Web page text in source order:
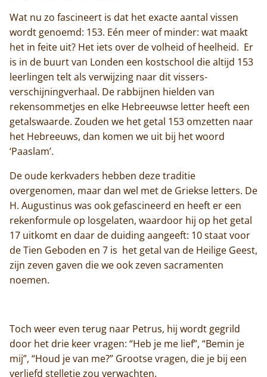
Home
Wat nu zo fascineert is dat het exacte aantal vissen
wordt genoemd: 153. Eén meer of minder: wat maakt
het in feite uit? Het iets over de volheid of heelheid. Er
is in de buurt van Londen een kostschool die altijd 153
leerlingen telt als verwijzing naar dit vissers-
verschijningverhaal. De rabbijnen hielden van
rekensommetjes en elke Hebreeuwse letter heeft een
getalswaarde. Zouden we het getal 153 omzetten naar
het Hebreeuws, dan komen we uit bij het woord
‘Paaslam’.
De oude kerkvaders hebben deze traditie
overgenomen, maar dan wel met de Griekse letters. De
H. Augustinus was ook gefascineerd en heeft er een
rekenformule op losgelaten, waardoor hij op het getal
17 uitkomt en daar de duiding aangeeft: 10 staat voor
de Tien Geboden en 7 is het getal van de Heilige Geest,
zijn zeven gaven die we ook zeven sacramenten
noemen.
Toch weer even terug naar Petrus, hij wordt gegrild
door het drie keer vragen: “Heb je me lief”, “Bemin je
mij”, “Houd je van me?” Grootse vragen, die je bij een
verliefd stelletje zou verwachten.